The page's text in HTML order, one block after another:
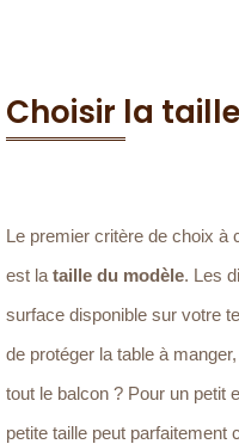
Choisir la
Le premier critère de choix à
est la taille du modèle. Les
surface disponible sur votre
de protéger la table à
tout le balcon ? Pour un petit
petite taille peut parfaitement